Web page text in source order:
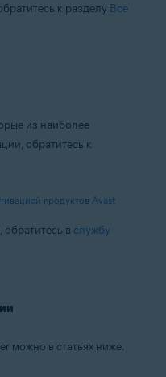
к разделу Все
из наиболее
обратитесь к
продуктов Avast
в службу
можно в статьях ниже.